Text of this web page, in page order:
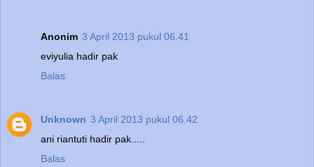
Anonim 3 April 2013 pukul 06.41
eviyulia hadir pak
Balas
Unknown 3 April 2013 pukul 06.42
ani riantuti hadir pak.....
Balas